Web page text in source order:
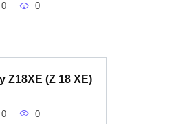
0 0
Z18XE (Z 18 XE)
0 0